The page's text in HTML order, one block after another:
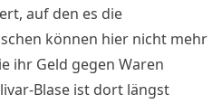
auf den es die
können hier nicht mehr
ihr Geld gegen Waren
Blase ist dort längst